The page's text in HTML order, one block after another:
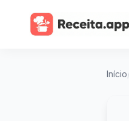
Início/